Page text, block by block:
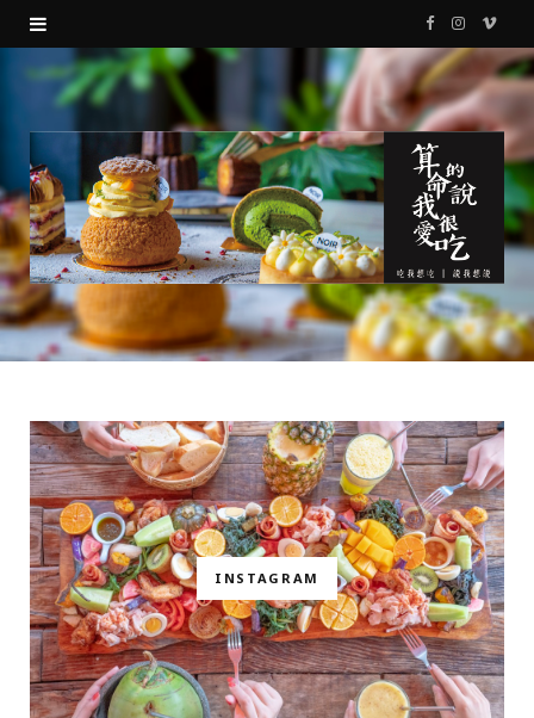
F
a
c
e
b
o
k
I
s
g
r
a
V
i
INSTAGRAM